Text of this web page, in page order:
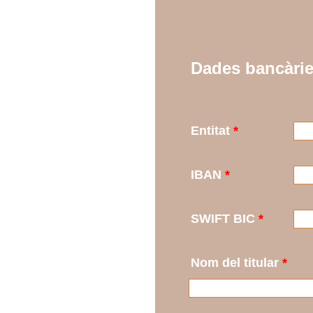
Dades
Entitat *
IBAN *
SWIFT BIC *
Nom del titular *